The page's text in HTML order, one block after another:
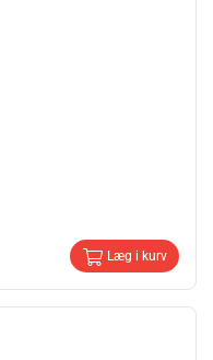
Læg i kurv